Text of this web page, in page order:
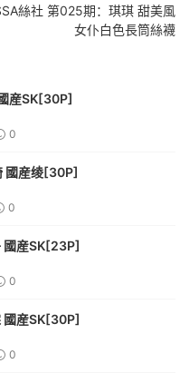
絲社 第025期：琪琪 甜美風
女仆白色長筒絲襪
産SK[30P]
0
國産绫[30P]
0
國産SK[23P]
0
國産SK[30P]
0